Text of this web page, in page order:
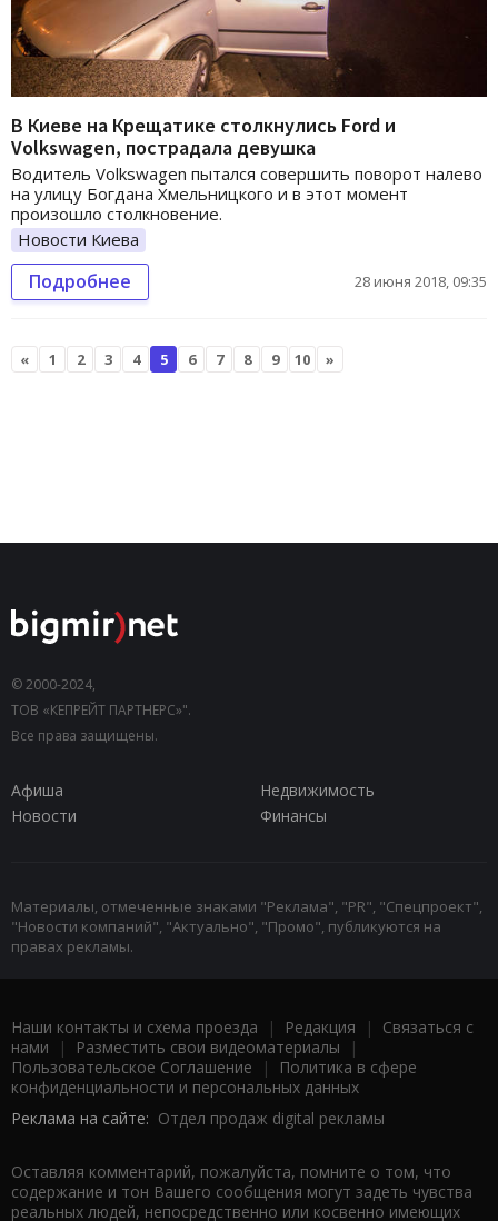
В Киеве на Крещатике столкнулись Ford и
Volkswagen, пострадала девушка
Водитель Volkswagen пытался совершить поворот налево
на улицу Богдана Хмельницкого и в этот момент
произошло столкновение.
Новости Киева
Подробнее 28 июня 2018, 09:35
« 1 2 3 4 5 6 7 8 9 10 »
© 2000-2024,
ТОВ «КЕПРЕЙТ ПАРТНЕРС»".
Все права защищены.
Афиша
Недвижимость
Новости
Финансы
Материалы, отмеченные знаками "Реклама", "PR", "Спецпроект",
"Новости компаний", "Актуально", "Промо", публикуются на
правах рекламы.
Наши контакты и схема проезда | Редакция | Связаться с
нами | Разместить свои видеоматериалы |
Пользовательское Соглашение |
Политика в сфере
конфиденциальности и персональных данных
Реклама на сайте: Отдел продаж digital рекламы
Оставляя комментарий, пожалуйста, помните о том, что
содержание и тон Вашего сообщения могут задеть чувства
реальных людей, непосредственно или косвенно имеющих